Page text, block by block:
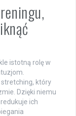
istotną rolę w
który
Dzięki niemu
ich